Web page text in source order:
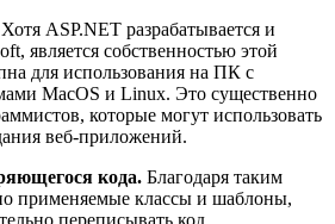
Хотя ASP.NET разрабатывается и
является собственностью этой
для использования на ПК с
MacOS и Linux. Это существенно
которые могут использовать
веб-приложений.
кода. Благодаря таким
применяемые классы и шаблоны,
переписывать код